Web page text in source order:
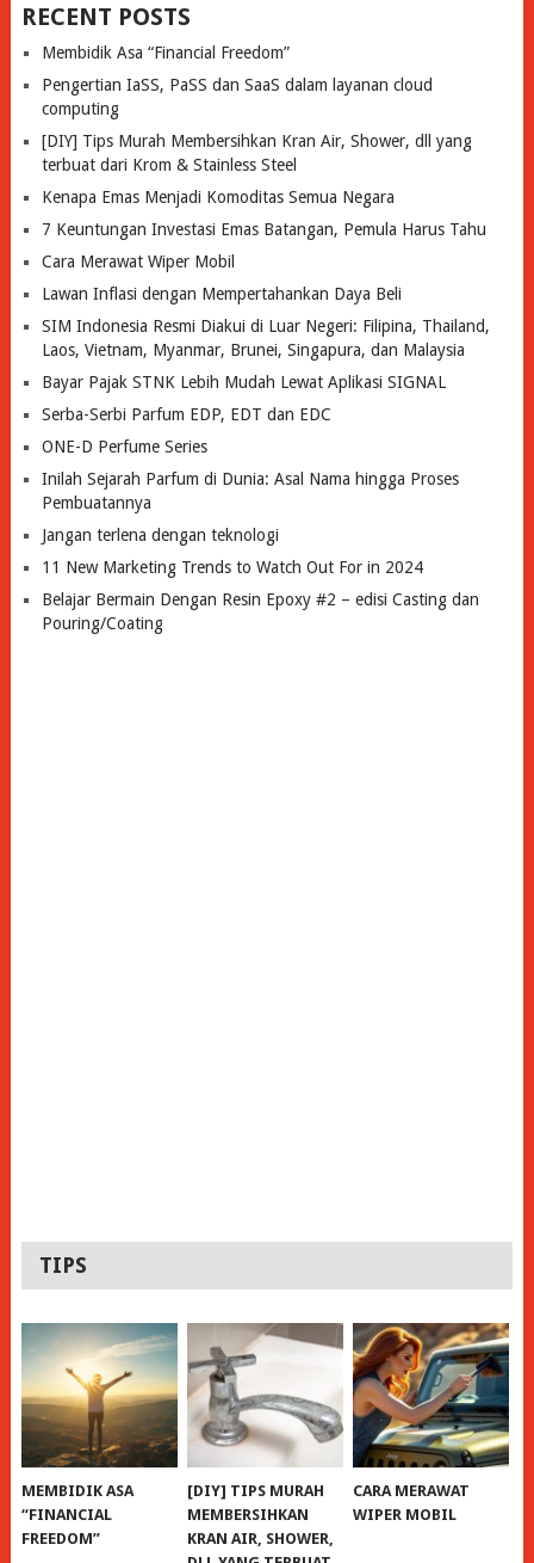
RECENT POSTS
Membidik Asa “Financial Freedom”
Pengertian IaSS, PaSS dan SaaS dalam layanan cloud
computing
[DIY] Tips Murah Membersihkan Kran Air, Shower, dll yang
terbuat dari Krom & Stainless Steel
Kenapa Emas Menjadi Komoditas Semua Negara
7 Keuntungan Investasi Emas Batangan, Pemula Harus Tahu
Cara Merawat Wiper Mobil
Lawan Inflasi dengan Mempertahankan Daya Beli
SIM Indonesia Resmi Diakui di Luar Negeri: Filipina, Thailand,
Laos, Vietnam, Myanmar, Brunei, Singapura, dan Malaysia
Bayar Pajak STNK Lebih Mudah Lewat Aplikasi SIGNAL
Serba-Serbi Parfum EDP, EDT dan EDC
ONE-D Perfume Series
Inilah Sejarah Parfum di Dunia: Asal Nama hingga Proses
Pembuatannya
Jangan terlena dengan teknologi
11 New Marketing Trends to Watch Out For in 2024
Belajar Bermain Dengan Resin Epoxy #2 – edisi Casting dan
Pouring/Coating
TIPS
MEMBIDIK ASA
“FINANCIAL
FREEDOM”
[DIY] TIPS MURAH
MEMBERSIHKAN
KRAN AIR, SHOWER,
CARA MERAWAT
WIPER MOBIL